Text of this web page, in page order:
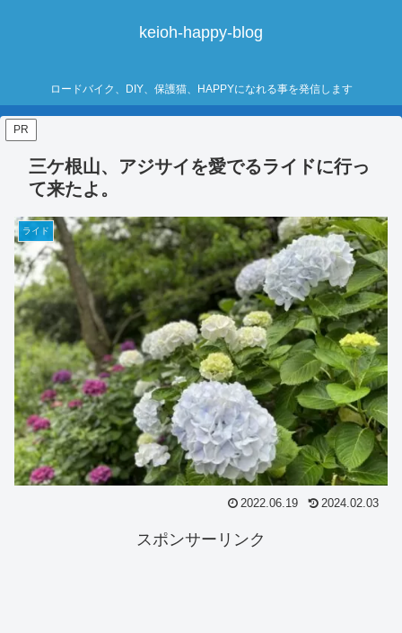
keioh-happy-blog
ロードバイク、DIY、保護猫、HAPPYになれる事を発信します
PR
三ケ根山、アジサイを愛でるライドに行っ
て来たよ。
ライド
2022.06.19 2024.02.03
スポンサーリンク